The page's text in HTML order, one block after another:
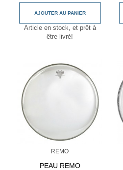
AJOUTER AU PANIER
Article en stock, et prêt à
être livré!
REMO
PEAU REMO